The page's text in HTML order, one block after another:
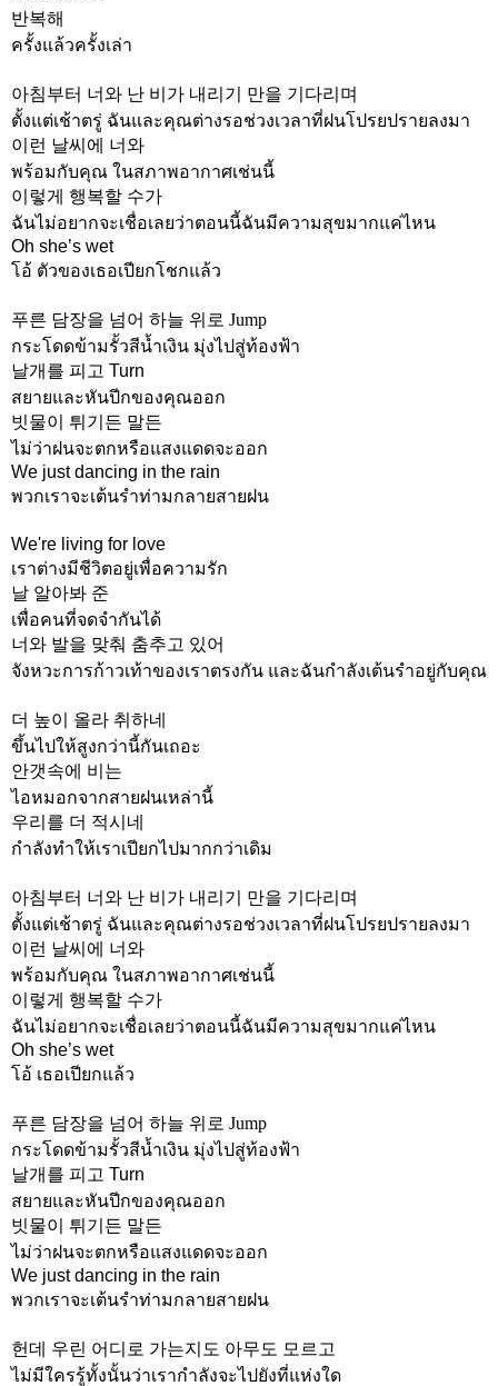
반복해
ครั้งแล้วครั้งเล่า
아침부터 너와 난 비가 내리기 만을 기다리며
ตั้งแต่เช้าตรู่ ฉันและคุณต่างรอช่วงเวลาที่ฝนโปรยปรายลงมา
이런 날씨에 너와
พร้อมกับคุณ ในสภาพอากาศเช่นนี้
이렇게 행복할 수가
ฉันไม่อยากจะเชื่อเลยว่าตอนนี้ฉันมีความสุขมากแค่ไหน
Oh she’s wet
โอ้ ตัวของเธอเปียกโชกแล้ว
푸른 담장을 넘어 하늘 위로 Jump
กระโดดข้ามรั้วสีน้ำเงิน มุ่งไปสู่ท้องฟ้า
날개를 피고 Turn
สยายและหันปีกของคุณออก
빗물이 튀기든 말든
ไม่ว่าฝนจะตกหรือแสงแดดจะออก
We just dancing in the rain
พวกเราจะเต้นรำท่ามกลายสายฝน
We're living for love
เราต่างมีชีวิตอยู่เพื่อความรัก
날 알아봐 준
เพื่อคนที่จดจำกันได้
너와 발을 맞춰 춤추고 있어
จังหวะการก้าวเท้าของเราตรงกัน และฉันกำลังเต้นรำอยู่กับคุณ
더 높이 올라 취하네
ขึ้นไปให้สูงกว่านี้กันเถอะ
안갯속에 비는
ไอหมอกจากสายฝนเหล่านี้
우리를 더 적시네
กำลังทำให้เราเปียกไปมากกว่าเดิม
아침부터 너와 난 비가 내리기 만을 기다리며
ตั้งแต่เช้าตรู่ ฉันและคุณต่างรอช่วงเวลาที่ฝนโปรยปรายลงมา
이런 날씨에 너와
พร้อมกับคุณ ในสภาพอากาศเช่นนี้
이렇게 행복할 수가
ฉันไม่อยากจะเชื่อเลยว่าตอนนี้ฉันมีความสุขมากแค่ไหน
Oh she’s wet
โอ้ เธอเปียกแล้ว
푸른 담장을 넘어 하늘 위로 Jump
กระโดดข้ามรั้วสีน้ำเงิน มุ่งไปสู่ท้องฟ้า
날개를 피고 Turn
สยายและหันปีกของคุณออก
빗물이 튀기든 말든
ไม่ว่าฝนจะตกหรือแสงแดดจะออก
We just dancing in the rain
พวกเราจะเต้นรำท่ามกลายสายฝน
헌데 우린 어디로 가는지도 아무도 모르고
ไม่มีใครรู้ทั้งนั้นว่าเรากำลังจะไปยังที่แห่งใด